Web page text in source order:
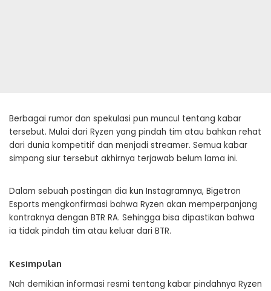
Berbagai rumor dan spekulasi pun muncul tentang kabar
tersebut. Mulai dari Ryzen yang pindah tim atau bahkan rehat
dari dunia kompetitif dan menjadi streamer. Semua kabar
simpang siur tersebut akhirnya terjawab belum lama ini.
Dalam sebuah postingan dia kun Instagramnya, Bigetron
Esports mengkonfirmasi bahwa Ryzen akan memperpanjang
kontraknya dengan BTR RA. Sehingga bisa dipastikan bahwa
ia tidak pindah tim atau keluar dari BTR.
Kesimpulan
Nah demikian informasi resmi tentang kabar pindahnya Ryzen